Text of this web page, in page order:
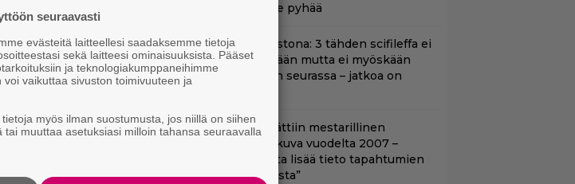
mikään ei ole pyhää
Nyt suoratoistona: 3 tähden scifileffa ei
ylitä edeltäjiään mutta ei myöskään
häpeä niiden seurassa – jatkoa on
Netflixiin lisättiin mestarillinen
mysteerielokuva vuodelta 2007 –
”Kiehtovuutta lisää tieto tapahtumien
todellisuudesta”
seuraavasti
evästeitä laitteellesi saadaksemme tietoja
sekä laitteesi ominaisuuksista. Pääset
ja teknologiakumppaneihimme
vaikuttaa sivuston toimivuuteen ja
myös ilman suostumusta, jos niillä on siihen
muuttaa asetuksiasi milloin tahansa seuraavalla